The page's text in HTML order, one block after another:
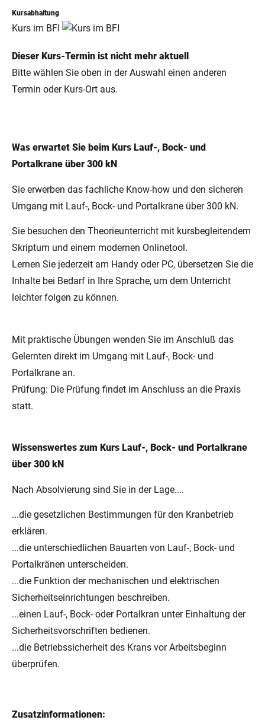
Was erwartet Sie beim Kurs Lauf-, Bock- und
Portalkrane über 300 kN
Sie erwerben das fachliche Know-how und den sicheren
Umgang mit Lauf-, Bock- und Portalkrane über 300 kN.
Sie besuchen den Theorieunterricht mit kursbegleitendem
Skriptum und einem modernen Onlinetool.
Lernen Sie jederzeit am Handy oder PC, übersetzen Sie die
Inhalte bei Bedarf in Ihre Sprache, um dem Unterricht
leichter folgen zu können.
Mit praktische Übungen wenden Sie im Anschluß das
Gelernten direkt im Umgang mit Lauf-, Bock- und
Portalkrane an.
Prüfung: Die Prüfung findet im Anschluss an die Praxis
statt.
Wissenswertes zum Kurs Lauf-, Bock- und Portalkrane
über 300 kN
Nach Absolvierung sind Sie in der Lage....
...die gesetzlichen Bestimmungen für den Kranbetrieb
erklären.
...die unterschiedlichen Bauarten von Lauf-, Bock- und
Portalkränen unterscheiden.
...die Funktion der mechanischen und elektrischen
Sicherheitseinrichtungen beschreiben.
...einen Lauf-, Bock- oder Portalkran unter Einhaltung der
Sicherheitsvorschriften bedienen.
...die Betriebssicherheit des Krans vor Arbeitsbeginn
überprüfen.
Zusatzinformationen:
Kursabhaltung
Kurs im BFI
Dieser Kurs-Termin ist nicht mehr aktuell
Bitte wählen Sie oben in der Auswahl einen anderen
Termin oder Kurs-Ort aus.